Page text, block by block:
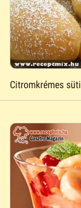
Citromkrémes süti